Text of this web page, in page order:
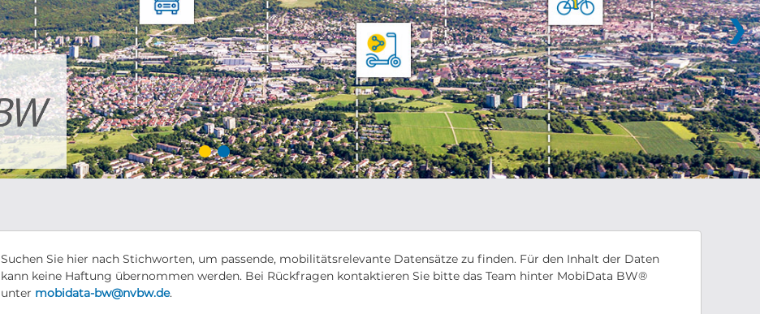
❯
Suchen Sie hier nach Stichworten, um passende, mobilitätsrelevante Datensätze zu finden. Für den Inhalt der Daten
kann keine Haftung übernommen werden. Bei Rückfragen kontaktieren Sie bitte das Team hinter MobiData BW®
unter mobidata-bw@nvbw.de.